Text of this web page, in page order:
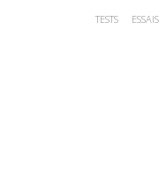
TESTS ESSAIS